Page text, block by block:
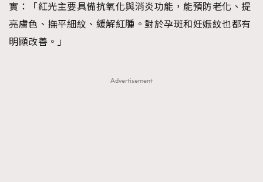
實：「紅光主要具備抗氧化與消炎功能，能預防老化、提
亮膚色、撫平細紋、緩解紅腫。對於孕斑和妊娠紋也都有
明顯改善。」
Advertisement